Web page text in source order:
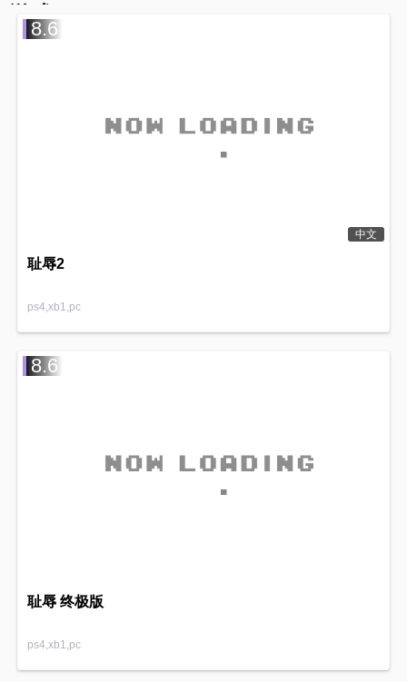
游戏
8.6
中文
耻辱2
ps4,xb1,pc
8.6
耻辱 终极版
ps4,xb1,pc